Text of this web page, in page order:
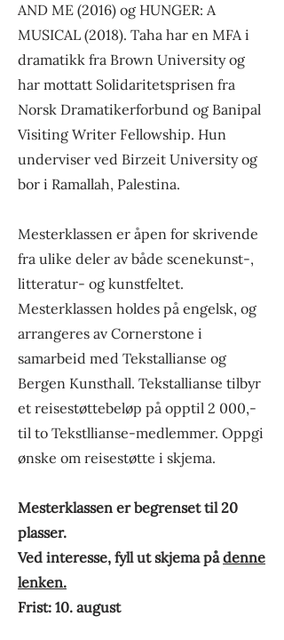
AND ME (2016) og HUNGER: A
MUSICAL (2018). Taha har en MFA i
dramatikk fra Brown University og
har mottatt Solidaritetsprisen fra
Norsk Dramatikerforbund og Banipal
Visiting Writer Fellowship. Hun
underviser ved Birzeit University og
bor i Ramallah, Palestina.
Mesterklassen er åpen for skrivende
fra ulike deler av både scenekunst-,
litteratur- og kunstfeltet.
Mesterklassen holdes på engelsk, og
arrangeres av Cornerstone i
samarbeid med Tekstallianse og
Bergen Kunsthall. Tekstallianse tilbyr
et reisestøttebeløp på opptil 2 000,-
til to Tekstllianse-medlemmer. Oppgi
ønske om reisestøtte i skjema.
Mesterklassen er begrenset til 20
plasser.
Ved interesse, fyll ut skjema pådenne
lenken.
Frist: 10. august